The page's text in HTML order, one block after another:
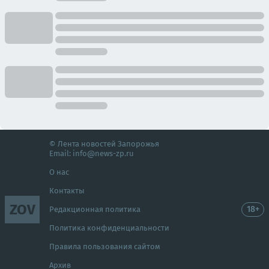
ZOV
© Лента новостей Запорожья
Email: info@news-zp.ru
О нас
Контакты
Редакционная политика
Политика конфиденциальности
Правила пользования сайтом
Архив
18+